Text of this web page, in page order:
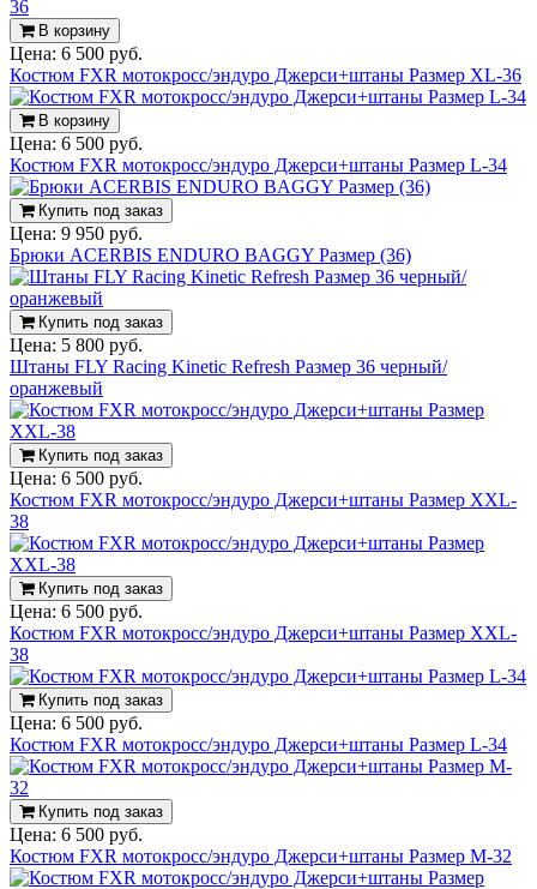
В корзину
Цена: 6 500 руб.
Костюм FXR мотокросс/эндуро Джерси+штаны Размер XL-36
В корзину
Цена: 6 500 руб.
Костюм FXR мотокросс/эндуро Джерси+штаны Размер L-34
Купить под заказ
Цена: 9 950 руб.
Брюки ACERBIS ENDURO BAGGY Размер (36)
Купить под заказ
Цена: 5 800 руб.
Штаны FLY Racing Kinetic Refresh Размер 36 черный/
оранжевый
Купить под заказ
Цена: 6 500 руб.
Костюм FXR мотокросс/эндуро Джерси+штаны Размер XXL-
38
Купить под заказ
Цена: 6 500 руб.
Костюм FXR мотокросс/эндуро Джерси+штаны Размер XXL-
38
Купить под заказ
Цена: 6 500 руб.
Костюм FXR мотокросс/эндуро Джерси+штаны Размер L-34
Купить под заказ
Цена: 6 500 руб.
Костюм FXR мотокросс/эндуро Джерси+штаны Размер M-32